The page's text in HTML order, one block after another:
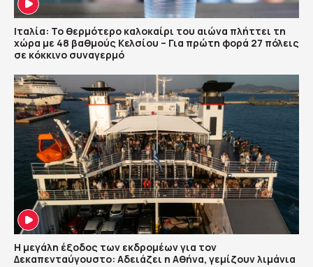
Ιταλία: Το θερμότερο καλοκαίρι του αιώνα πλήττει τη
χώρα με 48 βαθμούς Κελσίου – Για πρώτη φορά 27 πόλεις
σε κόκκινο συναγερμό
Η μεγάλη έξοδος των εκδρομέων για τον
Δεκαπενταύγουστο: Αδειάζει η Αθήνα, γεμίζουν λιμάνια